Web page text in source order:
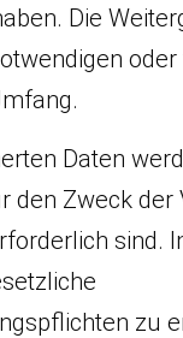
Die
oder
Daten
den Zweck der
sind.
zu